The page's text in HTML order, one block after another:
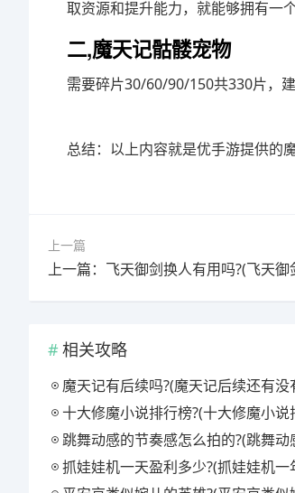
取资源和提升能力，就能够拥有一
二,魔天记骷髅宠物
需要碎片30/60/90/150共330片，
总结：以上内容就是优手游提供的
上一篇
上一篇：飞天御剑换人有用吗?(飞天
相关攻略
魔天记有后续吗?(魔天记后续还有没
十大修魔小说排行榜?(十大修魔小说排行
跳舞动感的节奏感怎么拍的?(跳舞动感的节奏感怎么
抓娃娃机一天盈利多少?(抓娃娃机一年能